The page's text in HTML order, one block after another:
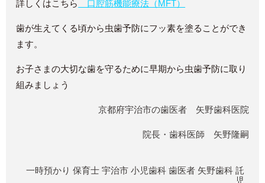
詳しくはこちら 口腔筋機能療法（MFT）
歯が生えてくる頃から虫歯予防にフッ素を塗ることができ
ます。
お子さまの大切な歯を守るために早期から虫歯予防に取り
組みましょう
京都府宇治市の歯医者 矢野歯科医院
院長・歯科医師 矢野隆嗣
一時預かり 保育士 宇治市 小児歯科 歯医者 矢野歯科 託
児